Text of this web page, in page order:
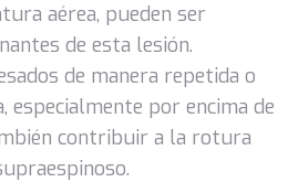
aérea, pueden ser
de esta lesión.
de manera repetida o
especialmente por encima de
contribuir a la rotura